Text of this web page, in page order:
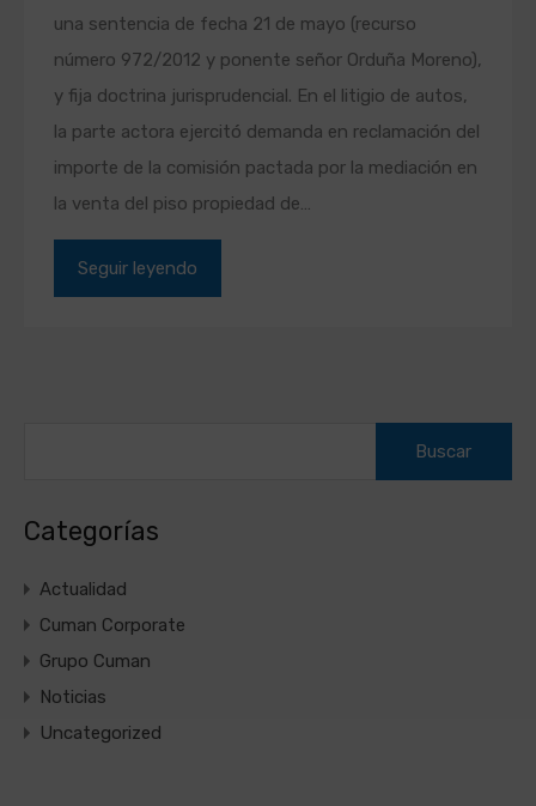
una sentencia de fecha 21 de mayo (recurso
número 972/2012 y ponente señor Orduña Moreno),
y fija doctrina jurisprudencial. En el litigio de autos,
la parte actora ejercitó demanda en reclamación del
importe de la comisión pactada por la mediación en
la venta del piso propiedad de…
Seguir leyendo
Categorías
Actualidad
Cuman Corporate
Grupo Cuman
Noticias
Uncategorized